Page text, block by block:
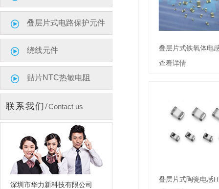
叠层片式电路保护元件
绕线元件
贴片NTC热敏电阻
联系我们/Contact us
深圳市华力新科技有限公司
叠层片式铁氧体电
查看详情
叠层片式陶瓷电感